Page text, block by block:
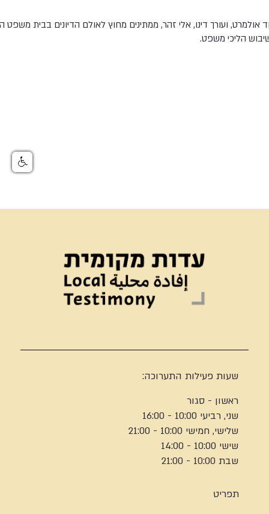
ועורך דינו, אלי זהר, ממתינים מחוץ לאולם הדיונים בבית משפט
הליכי משפט.
שעות פעילות התערוכה:
ראשון - סגור
שני, רביעי 10:00 - 16:00
שלישי, חמישי 10:00 - 21:00
שישי 10:00 - 14:00
שבת 10:00 - 21:00
תפריט